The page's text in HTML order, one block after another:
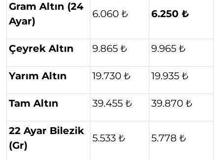
Gram Altın (24
Ayar)
6.060 ₺ 6.250 ₺
Çeyrek Altın 9.865 ₺ 9.965 ₺
Yarım Altın 19.730 ₺ 19.935 ₺
Tam Altın 39.455 ₺ 39.870 ₺
22 Ayar Bilezik
(Gr)
5.533 ₺ 5.778 ₺